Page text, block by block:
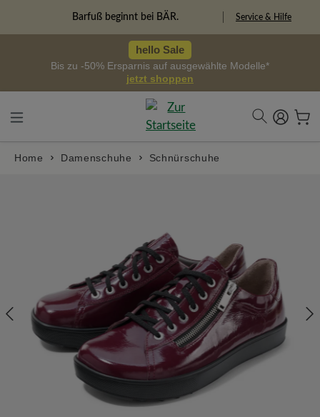
Freiheitspioniere Service & Hilfe
hello Sale
Bis zu -50% Ersparnis auf ausgewählte Modelle*
jetzt shoppen
Home Damenschuhe Schnürschuhe